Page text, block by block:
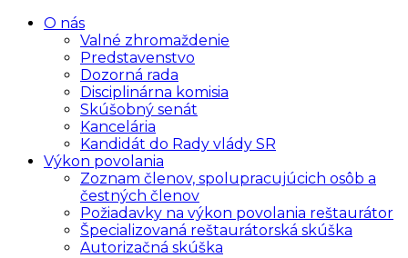
O nás
Valné zhromaždenie
Predstavenstvo
Dozorná rada
Disciplinárna komisia
Skúšobný senát
Kancelária
Kandidát do Rady vlády SR
Výkon povolania
Zoznam členov, spolupracujúcich osôb a
čestných členov
Požiadavky na výkon povolania reštaurátor
Špecializovaná reštaurátorská skúška
Autorizačná skúška